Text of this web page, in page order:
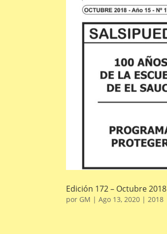
Edición 172 – Octubre 2018
por GM |Ago 13, 2020 |2018